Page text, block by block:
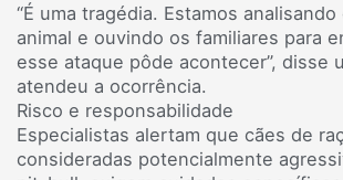
“É uma tragédia. Estamos
animal e ouvindo os familiares para
esse ataque pôde acontecer”, disse
atendeu a ocorrência.
Risco e responsabilidade
Especialistas alertam que cães de
consideradas potencialmente